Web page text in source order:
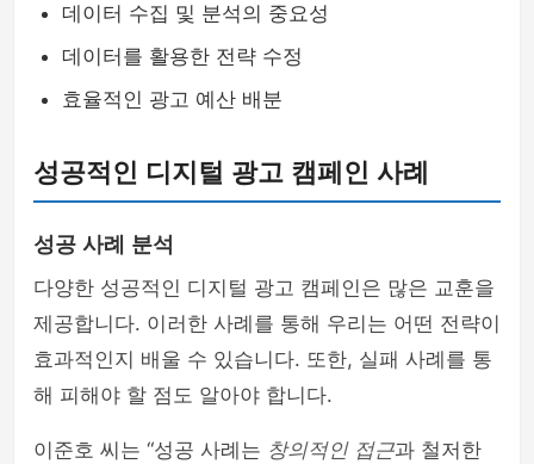
데이터 수집 및 분석의 중요성
데이터를 활용한 전략 수정
효율적인 광고 예산 배분
성공적인 디지털 광고 캠페인 사례
성공 사례 분석
다양한 성공적인 디지털 광고 캠페인은 많은 교훈을
제공합니다. 이러한 사례를 통해 우리는 어떤 전략이
효과적인지 배울 수 있습니다. 또한, 실패 사례를 통
해 피해야 할 점도 알아야 합니다.
이준호 씨는 “성공 사례는 창의적인 접근과 철저한